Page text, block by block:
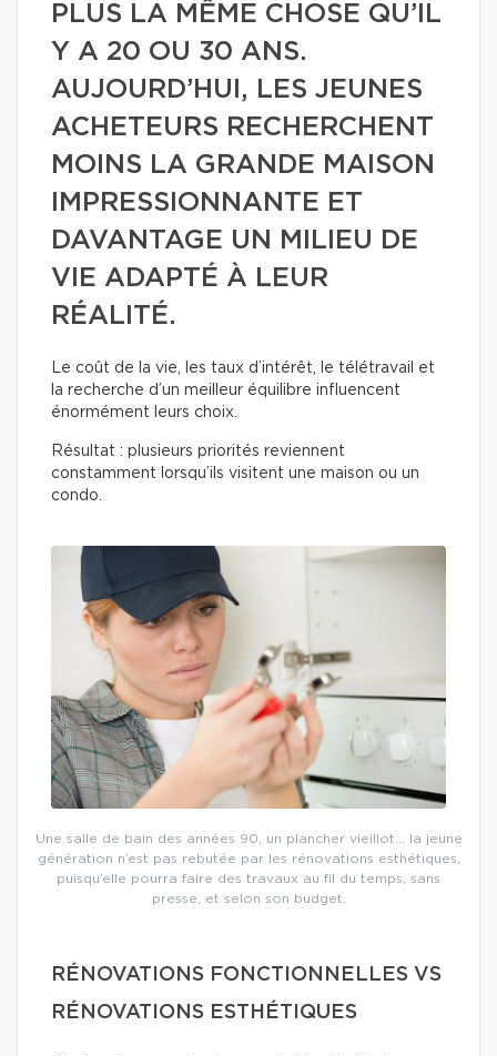
PLUS LA MÊME CHOSE QU’IL
Y A 20 OU 30 ANS.
AUJOURD’HUI, LES JEUNES
ACHETEURS RECHERCHENT
MOINS LA GRANDE MAISON
IMPRESSIONNANTE ET
DAVANTAGE UN MILIEU DE
VIE ADAPTÉ À LEUR
RÉALITÉ.
Le coût de la vie, les taux d’intérêt, le télétravail et
la recherche d’un meilleur équilibre influencent
énormément leurs choix.
Résultat : plusieurs priorités reviennent
constamment lorsqu’ils visitent une maison ou un
condo.
Une salle de bain des années 90, un plancher vieillot… la jeune
génération n’est pas rebutée par les rénovations esthétiques,
puisqu’elle pourra faire des travaux au fil du temps, sans
presse, et selon son budget.
RÉNOVATIONS FONCTIONNELLES VS
RÉNOVATIONS ESTHÉTIQUES